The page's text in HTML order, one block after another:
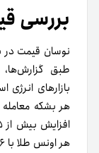
بررسی
نوسان قیمت در
طبق
هر بشکه
هر اونس طلا با ۱.۶درصد افزایش، به ۱,۶۵۴ دلار رسیده است.